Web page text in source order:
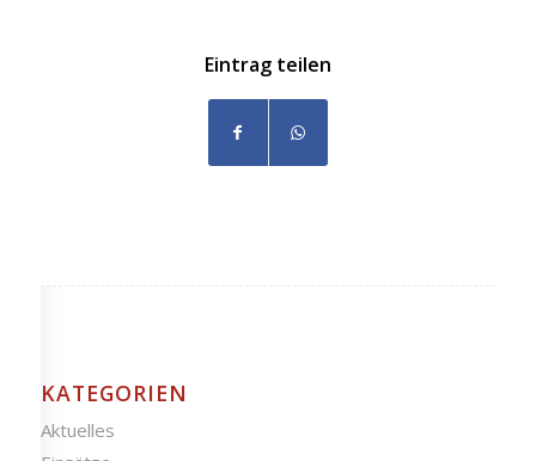
Eintrag teilen
KATEGORIEN
Aktuelles